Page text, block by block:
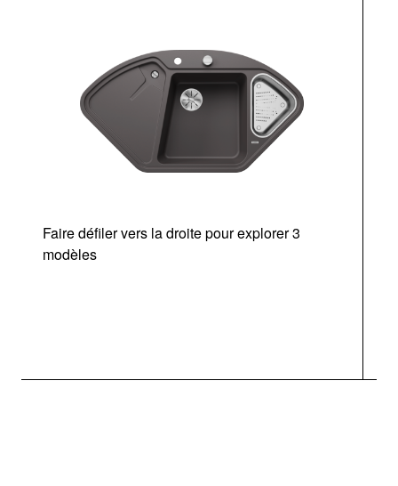
Faire défiler vers la droite pour explorer 3
modèles